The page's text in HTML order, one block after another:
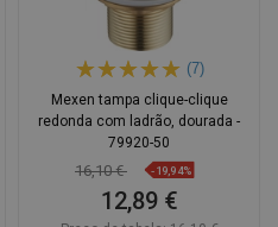
(7)
Mexen tampa clique-clique
redonda com ladrão, dourada -
79920-50
16,10 € -19,94%
12,89 €